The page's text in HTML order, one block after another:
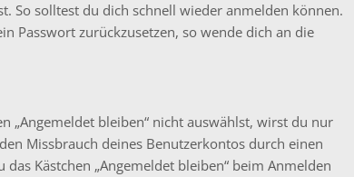
So solltest du dich schnell wieder anmelden können.
Passwort zurückzusetzen, so wende dich an die
„Angemeldet bleiben“ nicht auswählst, wirst du nur
Missbrauch deines Benutzerkontos durch einen
Kästchen „Angemeldet bleiben“ beim Anmelden